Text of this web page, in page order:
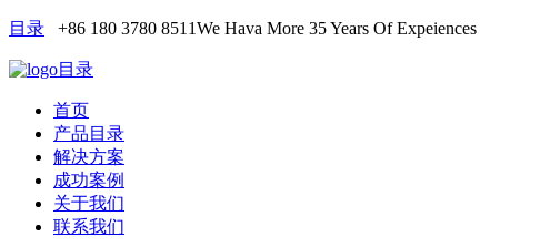
目录 +86 180 3780 8511We Hava More 35 Years Of Expeiences
目录
首页
产品目录
解决方案
成功案例
关于我们
联系我们